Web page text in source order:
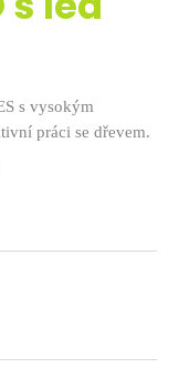
s vysokým
práci se dřevem.